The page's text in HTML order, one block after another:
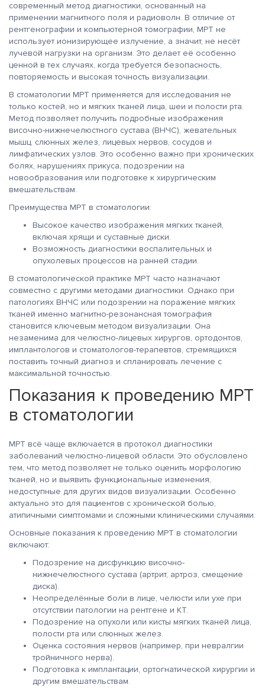
современный метод диагностики, основанный на
применении магнитного поля и радиоволн. В отличие от
рентгенографии и компьютерной томографии, МРТ не
использует ионизирующее излучение, а значит, не несёт
лучевой нагрузки на организм. Это делает её особенно
ценной в тех случаях, когда требуется безопасность,
повторяемость и высокая точность визуализации.
В стоматологии МРТ применяется для исследования не
только костей, но и мягких тканей лица, шеи и полости рта.
Метод позволяет получить подробные изображения
височно-нижнечелюстного сустава (ВНЧС), жевательных
мышц, слюнных желез, лицевых нервов, сосудов и
лимфатических узлов. Это особенно важно при хронических
болях, нарушениях прикуса, подозрении на
новообразования или подготовке к хирургическим
вмешательствам.
Преимущества МРТ в стоматологии:
Высокое качество изображения мягких тканей,
включая хрящи и суставные диски.
Возможность диагностики воспалительных и
опухолевых процессов на ранней стадии.
В стоматологической практике МРТ часто назначают
совместно с другими методами диагностики. Однако при
патологиях ВНЧС или подозрении на поражение мягких
тканей именно магнитно-резонансная томография
становится ключевым методом визуализации. Она
незаменима для челюстно-лицевых хирургов, ортодонтов,
имплантологов и стоматологов-терапевтов, стремящихся
поставить точный диагноз и спланировать лечение с
максимальной точностью.
Показания к проведению МРТ
в стоматологии
МРТ всё чаще включается в протокол диагностики
заболеваний челюстно-лицевой области. Это обусловлено
тем, что метод позволяет не только оценить морфологию
тканей, но и выявить функциональные изменения,
недоступные для других видов визуализации. Особенно
актуально это для пациентов с хронической болью,
атипичными симптомами и сложными клиническими случаями.
Основные показания к проведению МРТ в стоматологии
включают:
Подозрение на дисфункцию височно-
нижнечелюстного сустава (артрит, артроз, смещение
диска).
Неопределённые боли в лице, челюсти или ухе при
отсутствии патологии на рентгене и КТ.
Подозрение на опухоли или кисты мягких тканей лица,
полости рта или слюнных желез.
Оценка состояния нервов (например, при невралгии
тройничного нерва).
Подготовка к имплантации, ортогнатической хирургии и
другим вмешательствам.